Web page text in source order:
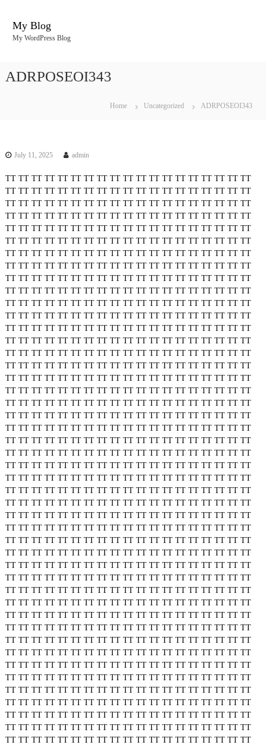
My Blog
My WordPress Blog
ADRPOSEOI343
Home Uncategorized ADRPOSEOI343
July 11, 2025 admin
TT TT TT TT TT TT TT TT TT TT TT TT TT TT TT TT TT TT TT
TT TT TT TT TT TT TT TT TT TT TT TT TT TT TT TT TT TT TT
TT TT TT TT TT TT TT TT TT TT TT TT TT TT TT TT TT TT TT
TT TT TT TT TT TT TT TT TT TT TT TT TT TT TT TT TT TT TT
TT TT TT TT TT TT TT TT TT TT TT TT TT TT TT TT TT TT TT
TT TT TT TT TT TT TT TT TT TT TT TT TT TT TT TT TT TT TT
TT TT TT TT TT TT TT TT TT TT TT TT TT TT TT TT TT TT TT
TT TT TT TT TT TT TT TT TT TT TT TT TT TT TT TT TT TT TT
TT TT TT TT TT TT TT TT TT TT TT TT TT TT TT TT TT TT TT
TT TT TT TT TT TT TT TT TT TT TT TT TT TT TT TT TT TT TT
TT TT TT TT TT TT TT TT TT TT TT TT TT TT TT TT TT TT TT
TT TT TT TT TT TT TT TT TT TT TT TT TT TT TT TT TT TT TT
TT TT TT TT TT TT TT TT TT TT TT TT TT TT TT TT TT TT TT
TT TT TT TT TT TT TT TT TT TT TT TT TT TT TT TT TT TT TT
TT TT TT TT TT TT TT TT TT TT TT TT TT TT TT TT TT TT TT
TT TT TT TT TT TT TT TT TT TT TT TT TT TT TT TT TT TT TT
TT TT TT TT TT TT TT TT TT TT TT TT TT TT TT TT TT TT TT
TT TT TT TT TT TT TT TT TT TT TT TT TT TT TT TT TT TT TT
TT TT TT TT TT TT TT TT TT TT TT TT TT TT TT TT TT TT TT
TT TT TT TT TT TT TT TT TT TT TT TT TT TT TT TT TT TT TT
TT TT TT TT TT TT TT TT TT TT TT TT TT TT TT TT TT TT TT
TT TT TT TT TT TT TT TT TT TT TT TT TT TT TT TT TT TT TT
TT TT TT TT TT TT TT TT TT TT TT TT TT TT TT TT TT TT TT
TT TT TT TT TT TT TT TT TT TT TT TT TT TT TT TT TT TT TT
TT TT TT TT TT TT TT TT TT TT TT TT TT TT TT TT TT TT TT
TT TT TT TT TT TT TT TT TT TT TT TT TT TT TT TT TT TT TT
TT TT TT TT TT TT TT TT TT TT TT TT TT TT TT TT TT TT TT
TT TT TT TT TT TT TT TT TT TT TT TT TT TT TT TT TT TT TT
TT TT TT TT TT TT TT TT TT TT TT TT TT TT TT TT TT TT TT
TT TT TT TT TT TT TT TT TT TT TT TT TT TT TT TT TT TT TT
TT TT TT TT TT TT TT TT TT TT TT TT TT TT TT TT TT TT TT
TT TT TT TT TT TT TT TT TT TT TT TT TT TT TT TT TT TT TT
TT TT TT TT TT TT TT TT TT TT TT TT TT TT TT TT TT TT TT
TT TT TT TT TT TT TT TT TT TT TT TT TT TT TT TT TT TT TT
TT TT TT TT TT TT TT TT TT TT TT TT TT TT TT TT TT TT TT
TT TT TT TT TT TT TT TT TT TT TT TT TT TT TT TT TT TT TT
TT TT TT TT TT TT TT TT TT TT TT TT TT TT TT TT TT TT TT
TT TT TT TT TT TT TT TT TT TT TT TT TT TT TT TT TT TT TT
TT TT TT TT TT TT TT TT TT TT TT TT TT TT TT TT TT TT TT
TT TT TT TT TT TT TT TT TT TT TT TT TT TT TT TT TT TT TT
TT TT TT TT TT TT TT TT TT TT TT TT TT TT TT TT TT TT TT
TT TT TT TT TT TT TT TT TT TT TT TT TT TT TT TT TT TT TT
TT TT TT TT TT TT TT TT TT TT TT TT TT TT TT TT TT TT TT
TT TT TT TT TT TT TT TT TT TT TT TT TT TT TT TT TT TT TT
TT TT TT TT TT TT TT TT TT TT TT TT TT TT TT TT TT TT TT
TT TT TT TT TT TT TT TT TT TT TT TT TT TT TT TT TT TT TT